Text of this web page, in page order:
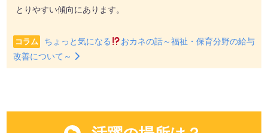
とりやすい傾向にあります。
コラム ちょっと気になる
おカネの話～福祉・保育分野の給与
改善について～